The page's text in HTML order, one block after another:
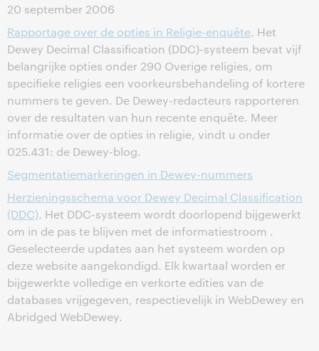
20 september 2006
Rapportage over de opties in Religie-enquête. Het
Dewey Decimal Classification (DDC)-systeem bevat vijf
belangrijke opties onder 290 Overige religies, om
specifieke religies een voorkeursbehandeling of kortere
nummers te geven. De Dewey-redacteurs rapporteren
over de resultaten van hun recente enquête. Meer
informatie over de opties in religie, vindt u onder
025.431: de Dewey-blog.
Segmentatiemarkeringen in Dewey-nummers
Herzieningsschema voor Dewey Decimal Classification
(DDC). Het DDC-systeem wordt doorlopend bijgewerkt
om in de pas te blijven met de informatiestroom .
Geselecteerde updates aan het systeem worden op
deze website aangekondigd. Elk kwartaal worden er
bijgewerkte volledige en verkorte edities van de
databases vrijgegeven, respectievelijk in WebDewey en
Abridged WebDewey.